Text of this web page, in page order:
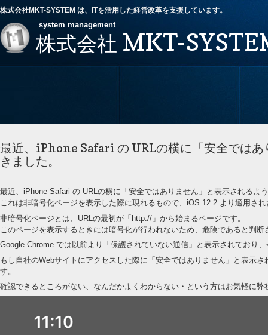
株式会社MKT-SYSTEM は、ITを活用した経営改革を支援しています。
system management
株式会社 MKT-
最近、iPhone Safari の URLの横に「安全では
きました。
最近、iPhone Safari の URLの横に「安全ではありません」と表示されるよ
これは非暗号化ページを表示した際に現れるもので、iOS 12.2 より適用さ
非暗号化ページとは、URLの最初が「http://」から始まるページです。
このページを表示するときには暗号化が行われないため、危険であると判断
Google Chrome では以前より「保護されていない通信」と表示されており
もし自社のWebサイトにアクセスした際に「安全ではありません」と表示
す。
確認できるところがない、なんだかよくわからない・という方はお気軽に